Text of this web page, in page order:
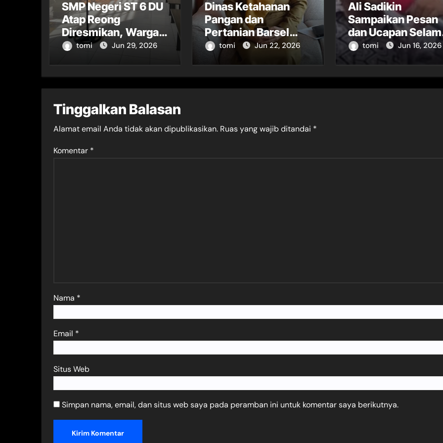
SMP Negeri ST 6 DU
Atap Reong
Diresmikan, Warga
Sambut Antusias
tomi Jun 29, 2026
Dinas Ketahanan
Pangan dan
Pertanian Barsel
Soroti Minimnya
Petugas POPT
tomi Jun 22, 2026
Ali Sadikin
Sampaikan Pesan
dan Ucapan
Tahun Baru Islam
1448 Hijriah
tomi Jun 16, 2026
Tinggalkan Balasan
Alamat email Anda tidak akan dipublikasikan. Ruas yang wajib ditandai *
Komentar *
Nama *
Email *
Situs Web
Simpan nama, email, dan situs web saya pada peramban ini untuk komentar saya berikutnya.